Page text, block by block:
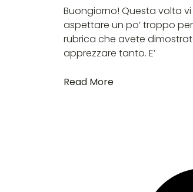
Buongiorno! Questa volta
aspettare un po’ troppo
rubrica che avete
apprezzare tanto. E’
Read More